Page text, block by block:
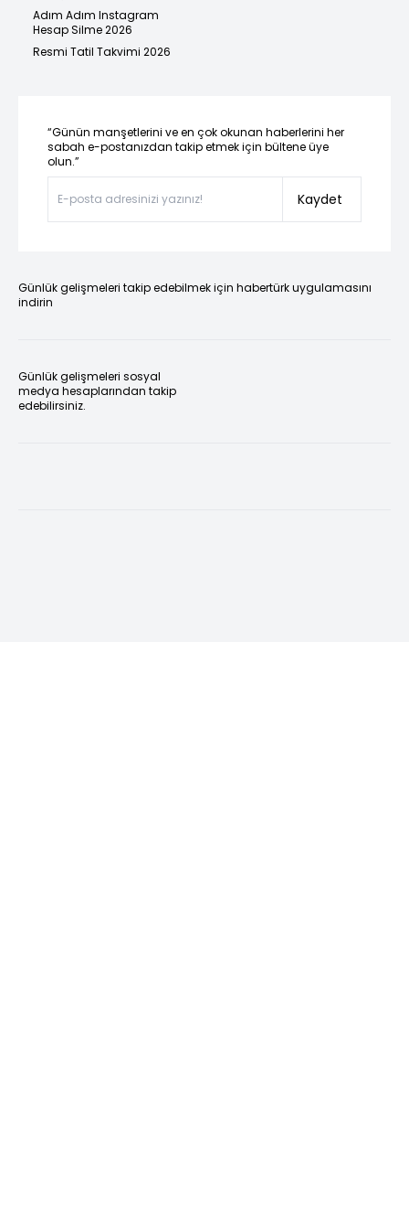
Adım Adım Instagram
Hesap Silme 2026
Resmi Tatil Takvimi 2026
“Günün manşetlerini ve en çok okunan haberlerini her
sabah e-postanızdan takip etmek için bültene üye
olun.”
Kaydet
Günlük gelişmeleri takip edebilmek için habertürk uygulamasını
indirin
Günlük gelişmeleri sosyal
medya hesaplarından takip
edebilirsiniz.